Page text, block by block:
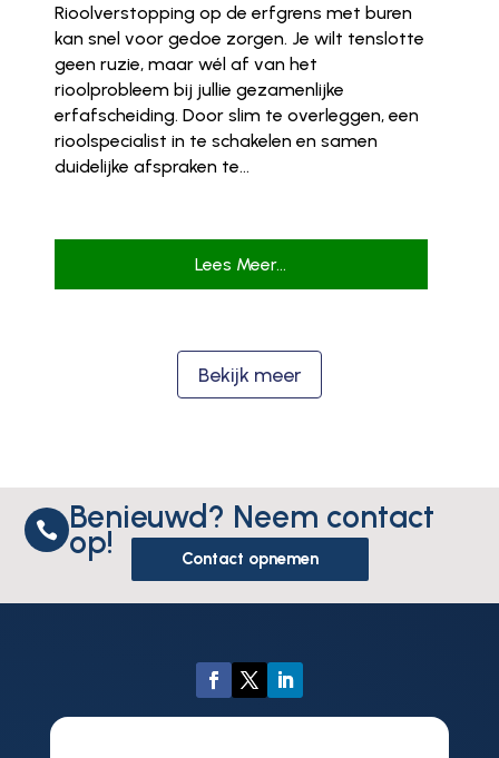
Rioolverstopping op de erfgrens met buren
kan snel voor gedoe zorgen. Je wilt tenslotte
geen ruzie, maar wél af van het
rioolprobleem bij jullie gezamenlijke
erfafscheiding. Door slim te overleggen, een
rioolspecialist in te schakelen en samen
duidelijke afspraken te...
Lees Meer...
Bekijk meer
 Benieuwd? Neem contact
op! Contact opnemen